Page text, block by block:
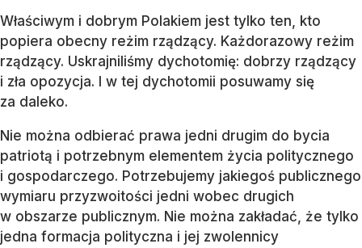
Właściwym i dobrym Polakiem jest tylko ten, kto
popiera obecny reżim rządzący. Każdorazowy reżim
rządzący. Uskrajniliśmy dychotomię: dobrzy rządzący
i zła opozycja. I w tej dychotomii posuwamy się
za daleko.
Nie można odbierać prawa jedni drugim do bycia
patriotą i potrzebnym elementem życia politycznego
i gospodarczego. Potrzebujemy jakiegoś publicznego
wymiaru przyzwoitości jedni wobec drugich
w obszarze publicznym. Nie można zakładać, że tylko
jedna formacja polityczna i jej zwolennicy